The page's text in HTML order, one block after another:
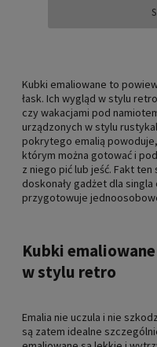
Kubki emaliowane to
łask. Ich wygląd w stylu
czy wakacjami pod
urządzonych w stylu
pokrytego emalią
którym można gotować i
z niego pić lub jeść. Fakt
doskonały gadżet dla
przygotowuje
Kubki
w stylu retro
Emalia nie uczula i nie
są zatem idealne